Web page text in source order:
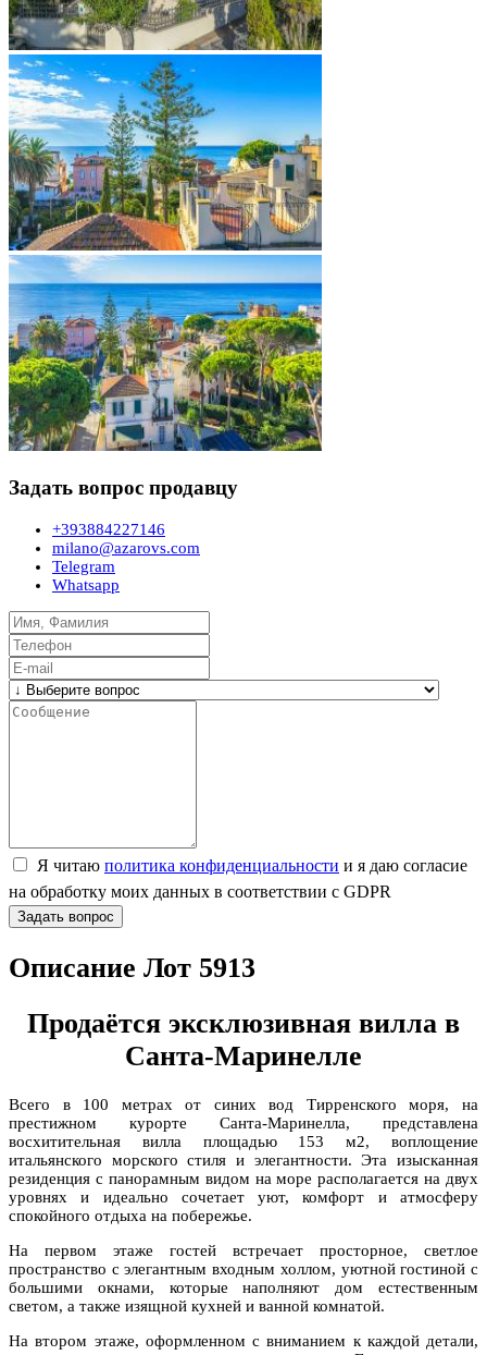
Задать вопрос продавцу
+393884227146
milano@azarovs.com
Telegram
Whatsapp
Я читаю политика конфиденциальности и я даю согласие
на обработку моих данных в соответствии с GDPR
Задать вопрос
Описание Лот 5913
Продаётся эксклюзивная вилла в
Санта-Маринелле
Всего в 100 метрах от синих вод Тирренского моря, на
престижном курорте Санта-Маринелла, представлена
восхитительная вилла площадью 153 м2, воплощение
итальянского морского стиля и элегантности. Эта изысканная
резиденция с панорамным видом на море располагается на двух
уровнях и идеально сочетает уют, комфорт и атмосферу
спокойного отдыха на побережье.
На первом этаже гостей встречает просторное, светлое
пространство с элегантным входным холлом, уютной гостиной с
большими окнами, которые наполняют дом естественным
светом, а также изящной кухней и ванной комнатой.
На втором этаже, оформленном с вниманием к каждой детали,